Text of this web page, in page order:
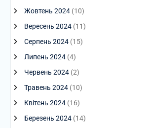
Жовтень 2024(10)
Вересень 2024(11)
Серпень 2024(15)
Липень 2024(4)
Червень 2024(2)
Травень 2024(10)
Квітень 2024(16)
Березень 2024(14)